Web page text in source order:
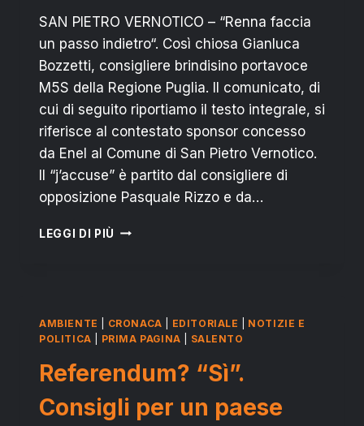
SAN PIETRO VERNOTICO – “Renna faccia
un passo indietro“. Così chiosa Gianluca
Bozzetti, consigliere brindisino portavoce
M5S della Regione Puglia. Il comunicato, di
cui di seguito riportiamo il testo integrale, si
riferisce al contestato sponsor concesso
da Enel al Comune di San Pietro Vernotico.
Il “j’accuse” è partito dal consigliere di
opposizione Pasquale Rizzo e da…
LEGGI DI PIÙ SPONSOR
“MAURIZIO
FACCIA
UN
PASSO
INDIETRO”
AMBIENTE CRONACA EDITORIALE
NOTIZIE E
POLITICA
PRIMA PAGINA SALENTO
Referendum? “Sì”.
Consigli per un paese